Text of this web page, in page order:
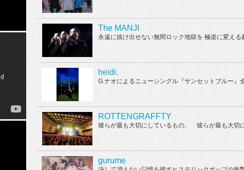
The MANJI
永遠に抜け出せない無間ロック地獄を 極楽に変え
heidi.
G.ナオによるニューシングル『サンセットブルー』
ROTTENGRAFFTY
彼らが最も大切にしているもの、 彼らが最も大切
gurume